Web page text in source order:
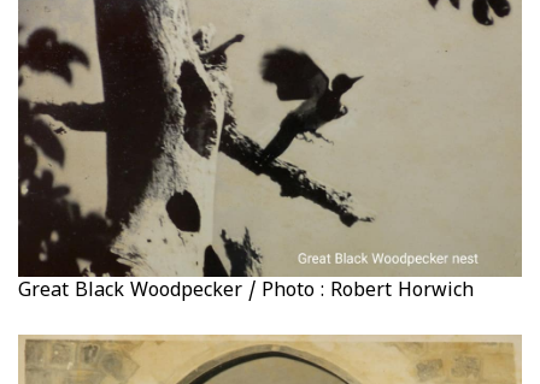
Great Black Woodpecker / Photo : Robert Horwich